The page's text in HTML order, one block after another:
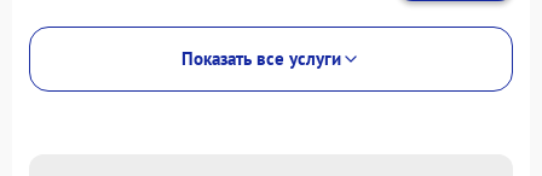
Показать все услуги